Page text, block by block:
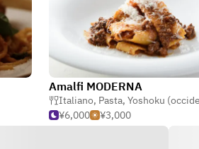
Amalfi MODERNA
Italiano, Pasta, Yoshoku (occidentale
¥6,000
¥3,000